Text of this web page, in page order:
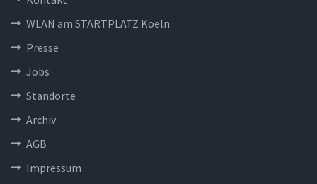
WLAN am STARTPLATZ Koeln
Presse
Jobs
Standorte
Archiv
AGB
Impressum